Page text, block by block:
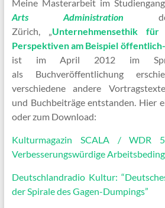
Meine Masterarbeit im Studiengang
Arts Administration
Zürich, „Unternehmensethik
Perspektiven am Beispiel
ist im April 2012 im
als Buchveröffentlichung
verschiedene andere
und Buchbeiträge entstanden. Hier
oder zum Download:
Kulturmagazin SCALA / WDR
Verbesserungswürdige
Deutschlandradio Kultur:
der Spirale des Gagen-Dumpings”